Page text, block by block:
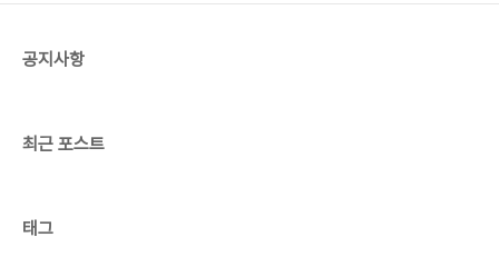
공지사항
최근 포스트
태그